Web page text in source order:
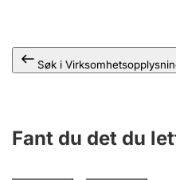
Søk i
Fant du det du